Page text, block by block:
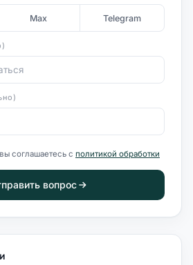
Max Telegram
соглашаетесь с политикой обработки
вопрос